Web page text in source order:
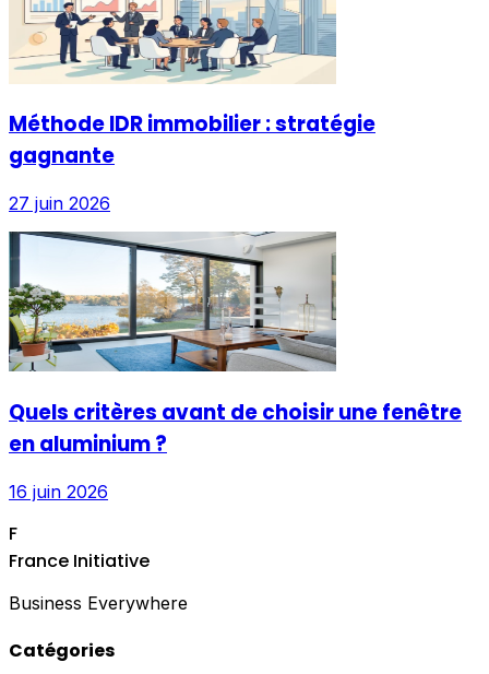
Méthode IDR immobilier : stratégie
gagnante
27 juin 2026
Quels critères avant de choisir une fenêtre
en aluminium ?
16 juin 2026
F
France Initiative
Business Everywhere
Catégories